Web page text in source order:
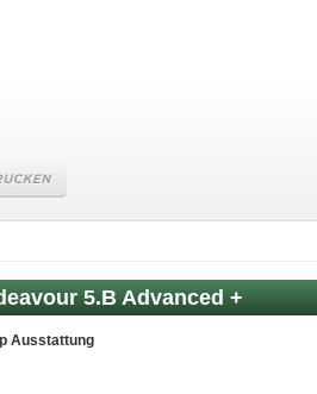
5.B Advanced +
Ausstattung